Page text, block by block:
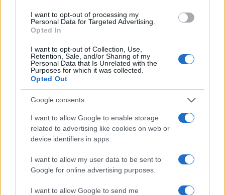
I want to opt-out of processing my
Personal Data for Targeted Advertising.
Opted In
I want to opt-out of Collection, Use,
Retention, Sale, and/or Sharing of my
Personal Data that Is Unrelated with the
Purposes for which it was collected.
Opted Out
Google consents
I want to allow Google to enable storage
related to advertising like cookies on web or
device identifiers in apps.
I want to allow my user data to be sent to
Google for online advertising purposes.
I want to allow Google to send me